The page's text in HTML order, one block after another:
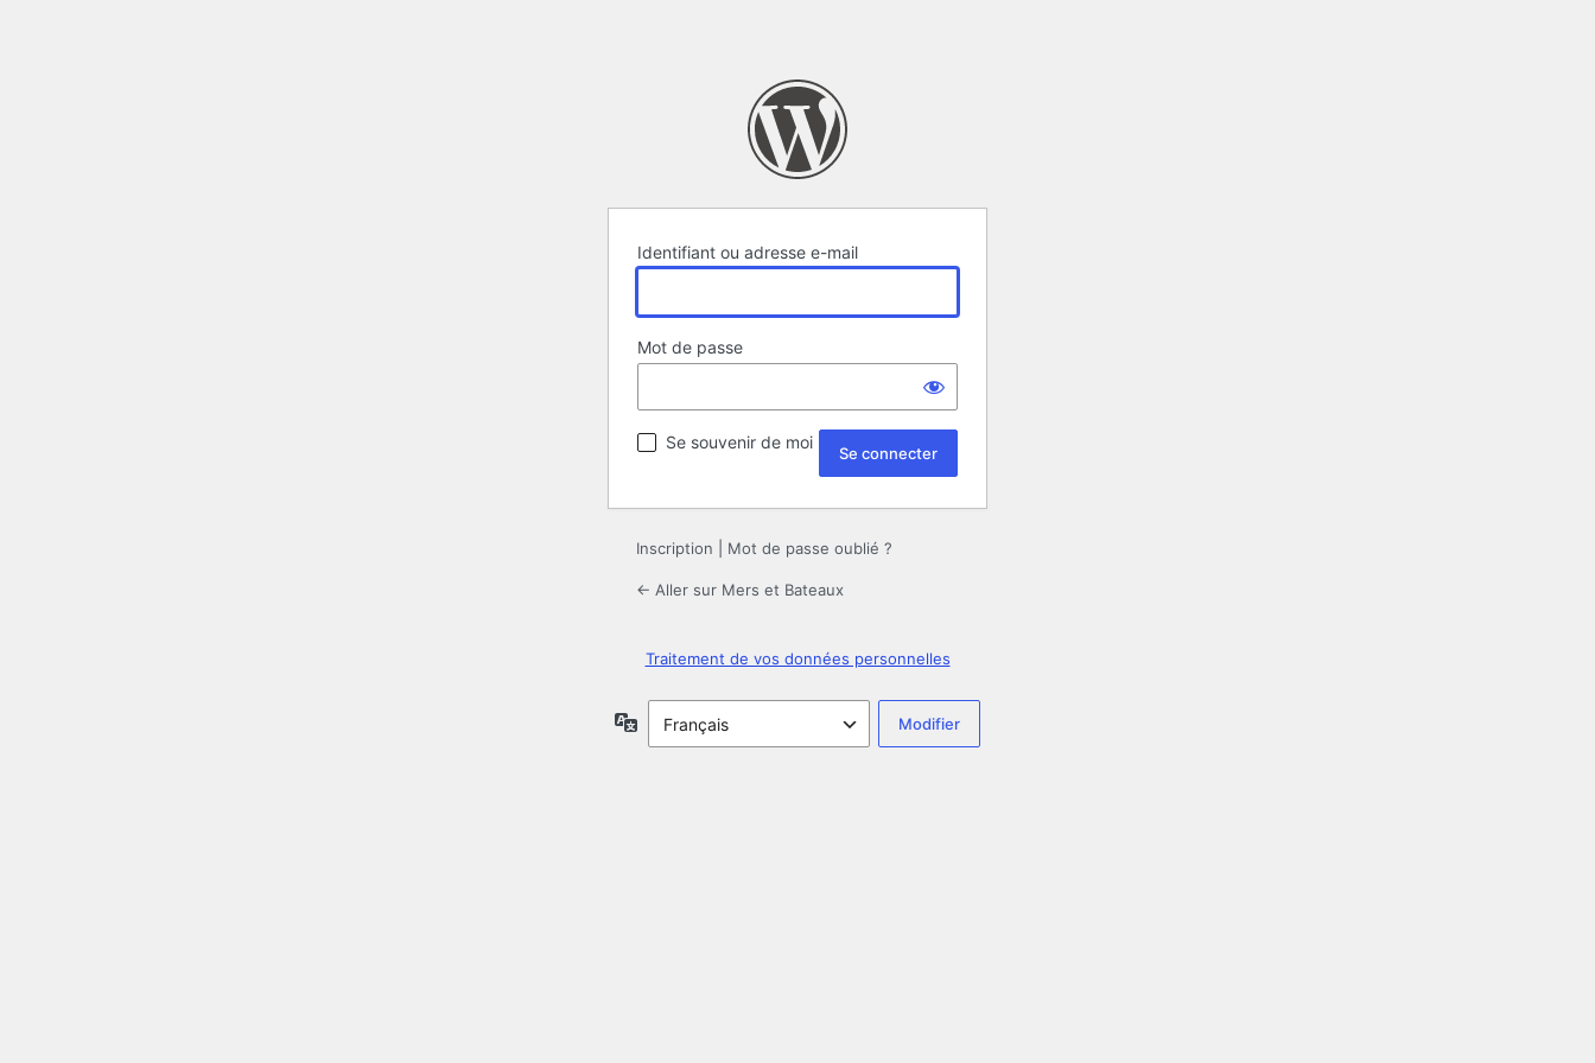
Identifiant ou adresse e-mail
Mot de passe
Se souvenir de moi
Inscription Mot de passe oublié ?
← Aller sur Mers et Bateaux
Traitement de vos données personnelles
Langue